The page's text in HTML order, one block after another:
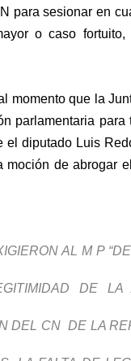
para sesionar en
o caso
momento que la
parlamentaria
el diputado Luis
de abrogar
AL M P
DE LA
DEL CN DE LA